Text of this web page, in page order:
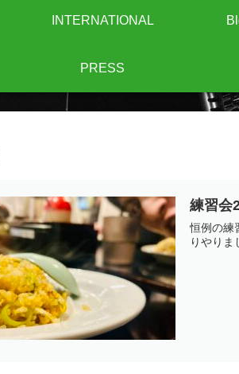
INTERNATIONAL
PRESS
練習会
恒例の練
りやりま